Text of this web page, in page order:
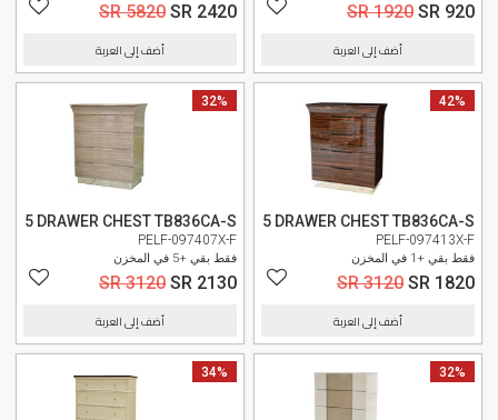
SR 5820 SR 2420
أضف إلى العربة
SR 1920 SR 920
أضف إلى العربة
32%
5 DRAWER CHEST TB836CA-S
PELF-097407X-F
فقط بقي +5 في المخزن
SR 3120 SR 2130
أضف إلى العربة
وصل حديثا 42%
5 DRAWER CHEST TB836CA-S
PELF-097413X-F
فقط بقي +1 في المخزن
SR 3120 SR 1820
أضف إلى العربة
34% 32%